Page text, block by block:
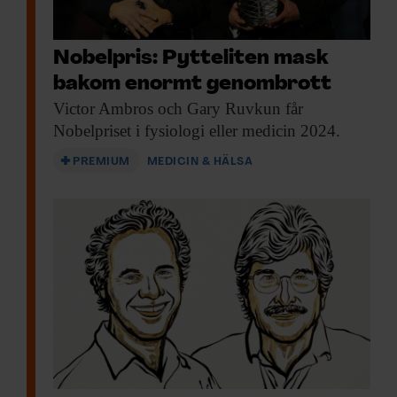
experimentella metoder var osäkra och
beskeden om cellernas egenskaper spretade
åt alla möjliga håll. Till slut visade det sig
att gener som antogs vara centrala i
sammanhanget helt enkelt inte existerade.
Därmed gick luften ur hela
forskningsfältet.
Nobelpris: Pytteliten mask
bakom enormt genombrott
Victor Ambros och Gary Ruvkun får
Nobelpriset i fysiologi eller medicin 2024.
PREMIUM MEDICIN & HÄLSA